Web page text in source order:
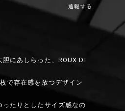
通報する
にあしらった、ROUX DI
で存在感を放つデザイン
たりとしたサイズ感なの